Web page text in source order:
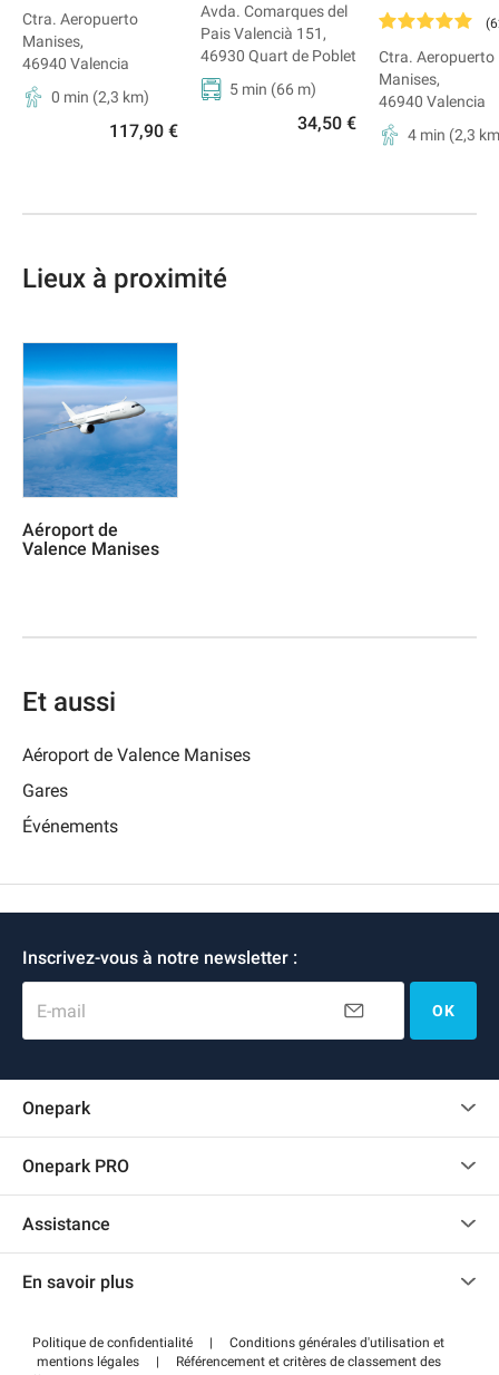
Ctra. Aeropuerto
Manises,
46940 Valencia
0 min (2,3 km)
117,90 €
Avda. Comarques del
Pais Valencià 151 ,
46930 Quart de Poblet
5 min (66 m)
34,50 €
(
Ctra. Aeropuerto
Manises,
46940 Valencia
4 min (2,3
Lieux à proximité
Aéroport de
Valence Manises
Et aussi
Aéroport de Valence Manises
Gares
Événements
Inscrivez-vous à notre newsletter :
E-mail OK
Onepark
Recrutement
Onepark PRO
Accéder à mon espace partenaire
Assistance
Centre d'aide
Régler votre stationnement FLOW
En savoir plus
Wiki
Politique de confidentialité |
Conditions générales d'utilisation et
mentions légales
|
Référencement et critères de classement des